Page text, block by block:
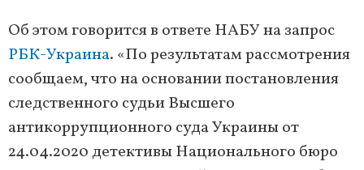
Об этом говорится в ответе НАБУ на запрос
РБК-Украина. «По результатам рассмотрения
сообщаем, что на основании постановления
следственного судьи Высшего
антикоррупционного суда Украины от
24.04.2020 детективы Национального бюро